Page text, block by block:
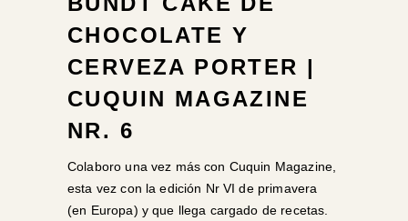
CHOCOLATE Y
CERVEZA PORTER |
CUQUIN MAGAZINE
NR. 6
Colaboro una vez más con Cuquin Magazine,
esta vez con la edición Nr VI de primavera
(en Europa) y que llega cargado de recetas.